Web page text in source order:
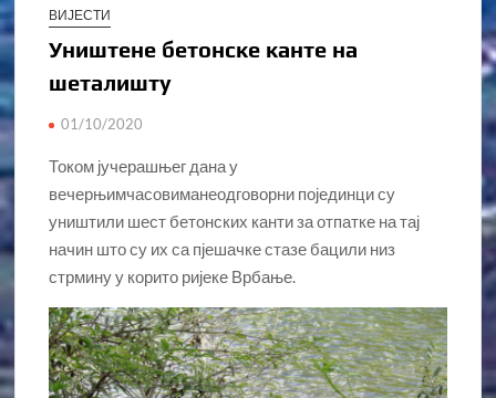
ВИЈЕСТИ
Уништене бетонске канте на
шеталишту
01/10/2020
Током јучерашњег дана у
вечерњимчасовиманеодговорни појединци су
уништили шест бетонских канти за отпатке на тај
начин што су их са пјешачке стазе бацили низ
стрмину у корито ријеке Врбање.